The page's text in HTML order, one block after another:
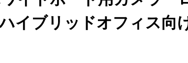
イブリッドオフィス向